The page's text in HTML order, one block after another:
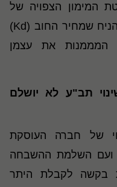
המימון הצפויה של
החברה, היה על מעריך השווי להניח שמחיר החוב (Kd)
המממנות את עצמן
תב"ע לא יושלם
של חברה העוסקת
ועם השלמת ההשבחה
בקשה לקבלת היתר